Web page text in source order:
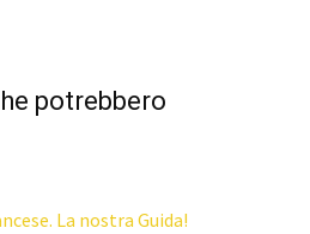
potrebbero
La nostra Guida!